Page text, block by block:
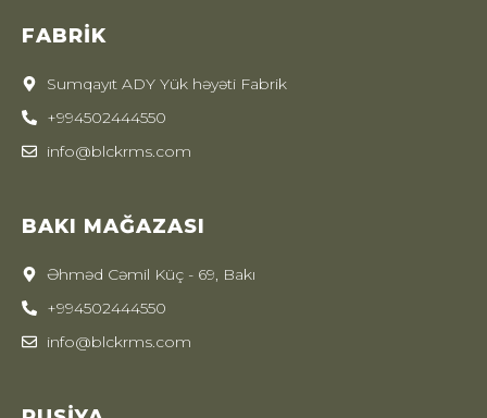
FABRIK
Sumqayıt ADY Yük həyəti Fabrik
+994502444550
info@blckrms.com
BAKI MAĞAZASI
Əhməd Cəmil Küç - 69, Bakı
+994502444550
info@blckrms.com